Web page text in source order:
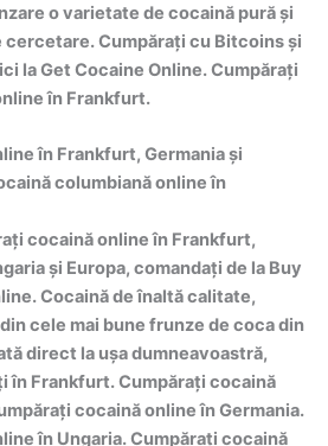
o varietate de cocaină pură și
Cumpărați cu Bitcoins și
la Get Cocaine Online. Cumpărați
în Frankfurt.
în Frankfurt, Germania și
columbiană online în
cocaină online în Frankfurt,
și Europa, comandați de la Buy
Cocaină de înaltă calitate,
cele mai bune frunze de coca din
direct la ușa dumneavoastră,
în Frankfurt. Cumpărați cocaină
cocaină online în Germania.
în Ungaria. Cumpărați cocaină